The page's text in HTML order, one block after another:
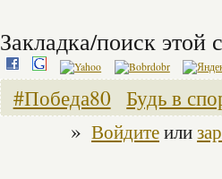
Закладка/поиск этой
#Победа80 Будь в
» Войдитеили